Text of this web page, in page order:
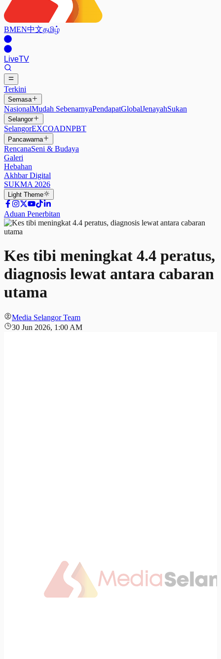
BMEN中文தமிழ்
LiveTV
Terkini
Semasa
NasionalMudah SebenarnyaPendapatGlobalJenayahSukan
Selangor
SelangorEXCOADNPBT
Pancawarna
RencanaSeni & Budaya
Galeri
Hebahan
Akhbar Digital
SUKMA 2026
Light Theme
Aduan Penerbitan
Kes tibi meningkat 4.4 peratus,
diagnosis lewat antara cabaran
utama
Media Selangor Team
30 Jun 2026, 1:00 AM